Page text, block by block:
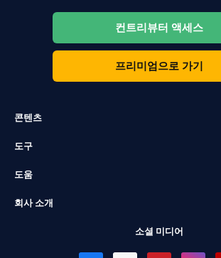
컨트리뷰터 액세스
프리미엄으로 가기
콘텐츠
도구
도움
회사 소개
소셜 미디어